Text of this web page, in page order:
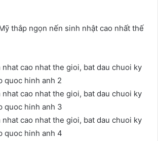
thắp ngọn nến sinh nhật cao nhất thế
cao nhat the gioi, bat dau chuoi ky
quoc hinh anh 2
cao nhat the gioi, bat dau chuoi ky
quoc hinh anh 3
cao nhat the gioi, bat dau chuoi ky
quoc hinh anh 4